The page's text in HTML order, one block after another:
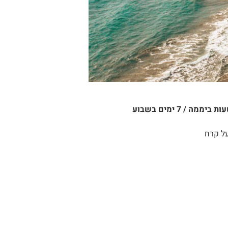
הריזורט הוא הרבה יותר ממקום לינה, אלא שילוב יעיל מאוד של מרכז בידור + נופש, המספק את כל צרכי האורחים במשך 24 שעות ביממה / 7 ימים בשבוע